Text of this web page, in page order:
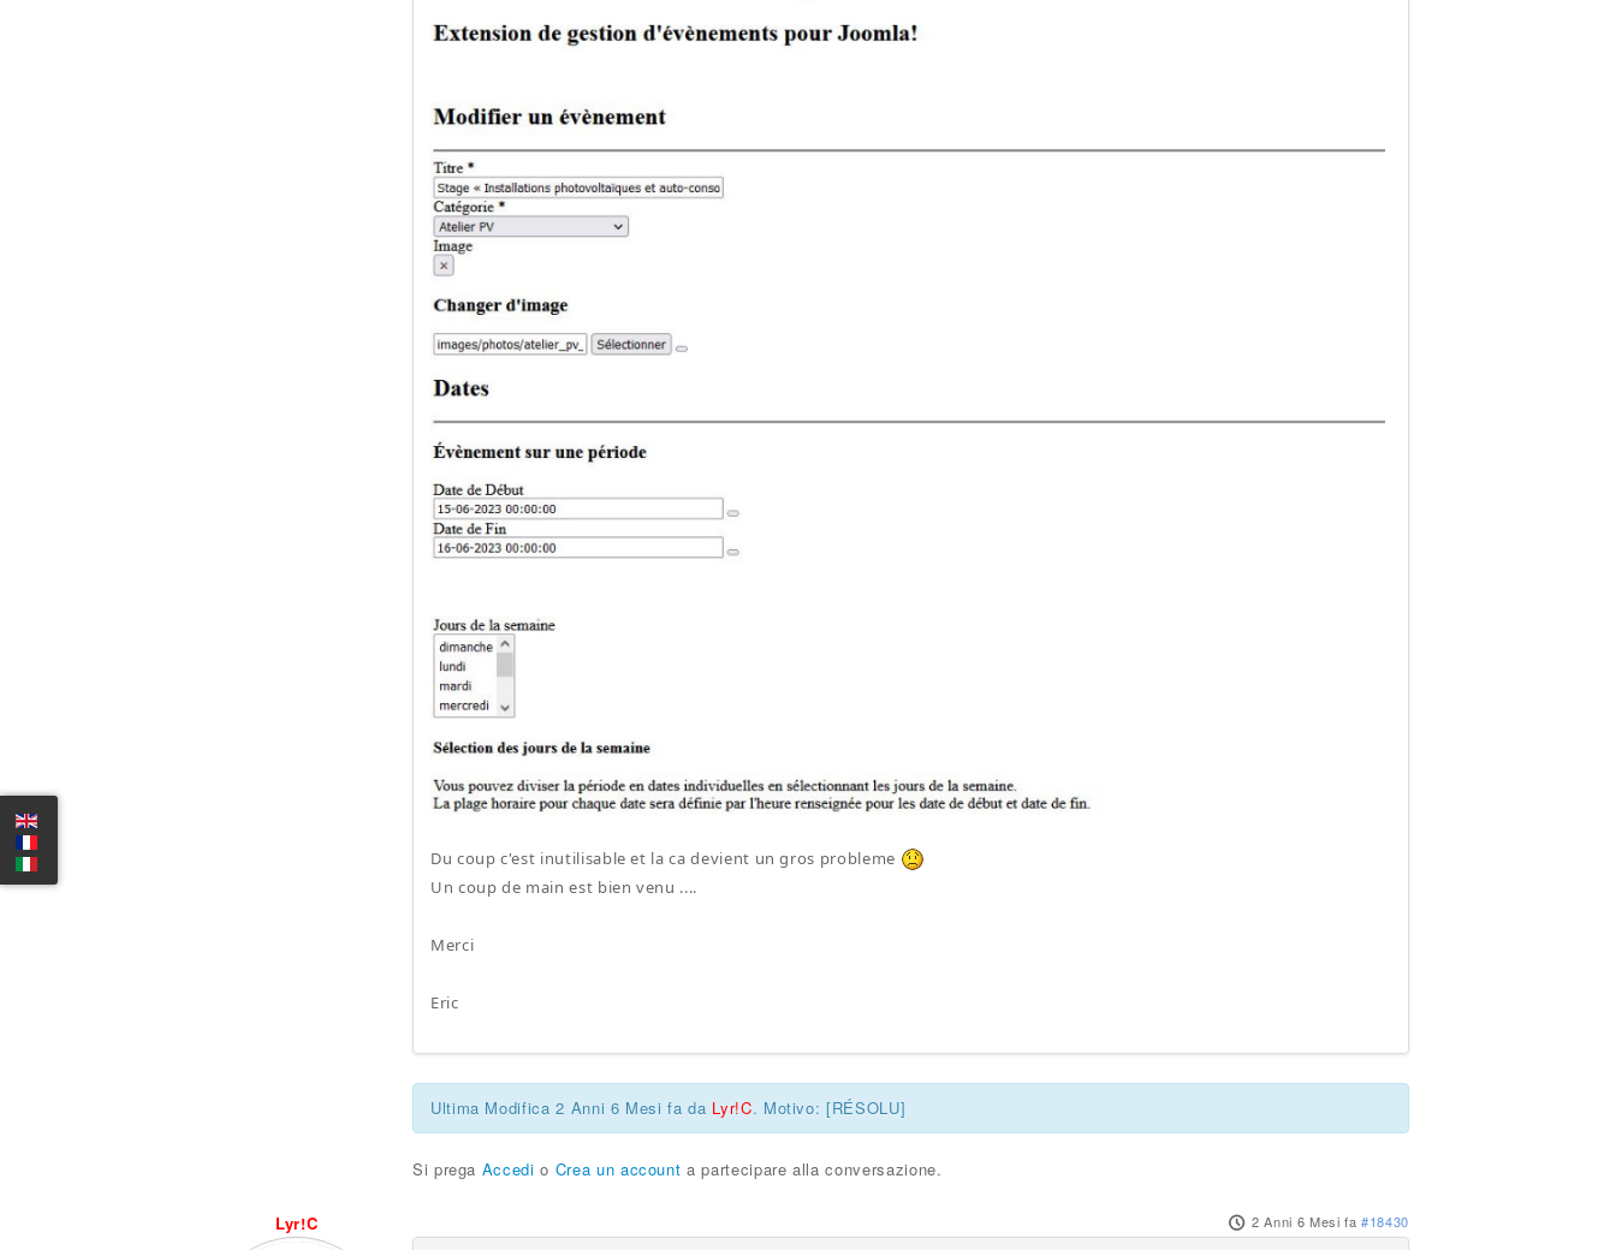
Du coup c'est inutilisable et la ca devient un gros probleme
Un coup de main est bien venu ....
Merci
Eric
Ultima Modifica 2 Anni 6 Mesi fa da Lyr!C. Motivo: [RÉSOLU]
Si prega Accedi o Crea un account a partecipare alla conversazione.
Lyr!C 2 Anni 6 Mesi fa #18430